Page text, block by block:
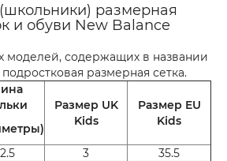
размерная
и обуви New Balance
моделей, содержащих в названии
размерная сетка.
Размер UK
Kids
Размер EU
Kids
3
35.5